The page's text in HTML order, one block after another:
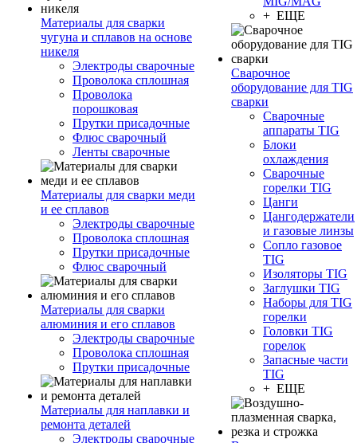
Материалы для сварки
чугуна и сплавов на основе
никеля
Электроды сварочные
Проволока сплошная
Проволока
порошковая
Прутки присадочные
Флюс сварочный
Ленты сварочные
Материалы для сварки меди
и ее сплавов
Электроды сварочные
Проволока сплошная
Прутки присадочные
Флюс сварочный
Материалы для сварки
алюминия и его сплавов
Электроды сварочные
Проволока сплошная
Прутки присадочные
Материалы для наплавки и
ремонта деталей
Электроды сварочные
+ ЕЩЕ
Сварочное
оборудование для TIG
сварки
Сварочные
аппараты TIG
Блоки
охлаждения
Сварочные
горелки TIG
Цанги
Цангодержатели
и газовые линзы
Сопло газовое
TIG
Изоляторы TIG
Заглушки TIG
Наборы для TIG
горелки
Головки TIG
горелок
Запасные части
TIG
+ ЕЩЕ